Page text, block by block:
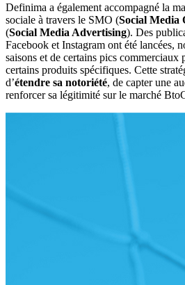
Definima a également accompagné la
sociale à travers le SMO (Social Media
(Social Media Advertising). Des
Facebook et Instagram ont été lancées,
saisons et de certains pics commerciaux
certains produits spécifiques. Cette
d’étendre sa notoriété, de capter une
renforcer sa légitimité sur le marché